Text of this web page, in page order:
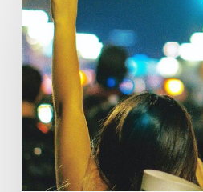
rend
hommage
au
professeur
Louis
Greenspan